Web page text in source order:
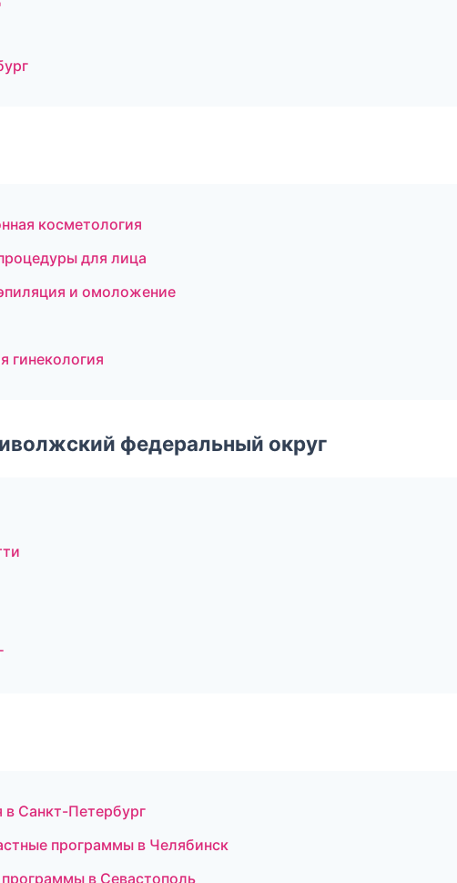
косметология
для лица
и омоложение
гинекология
федеральный округ
Санкт-Петербург
программы в Челябинск
в Севастополь